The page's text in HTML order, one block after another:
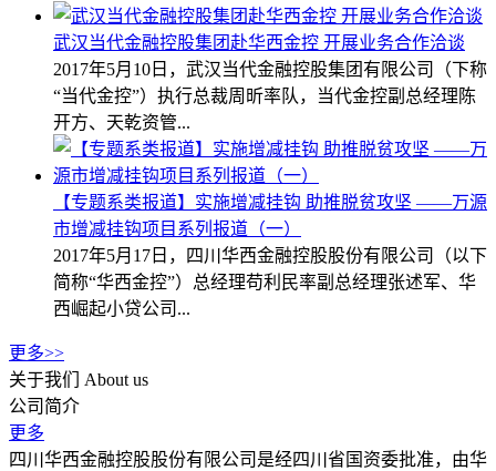
武汉当代金融控股集团赴华西金控 开展业务合作洽谈
2017年5月10日，武汉当代金融控股集团有限公司（下称
“当代金控”）执行总裁周昕率队，当代金控副总经理陈
开方、天乾资管...
【专题系类报道】实施增减挂钩 助推脱贫攻坚 ——万源
市增减挂钩项目系列报道（一）
2017年5月17日，四川华西金融控股股份有限公司（以下
简称“华西金控”）总经理苟利民率副总经理张述军、华
西崛起小贷公司...
更多>>
关于我们
About us
公司简介
更多
四川华西金融控股股份有限公司是经四川省国资委批准，由华